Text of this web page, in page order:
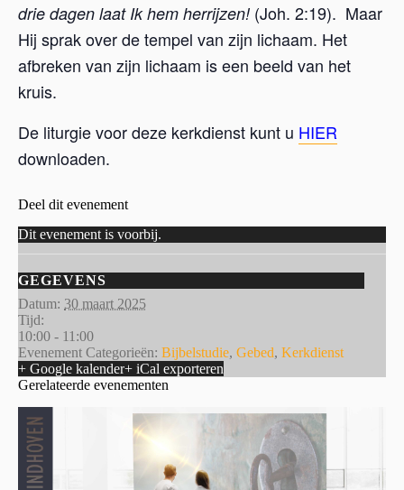
drie dagen laat Ik hem herrijzen! (Joh. 2:19). Maar
Hij sprak over de tempel van zijn lichaam. Het
afbreken van zijn lichaam is een beeld van het
kruis.
De liturgie voor deze kerkdienst kunt u HIER
downloaden.
Deel dit evenement
Dit evenement is voorbij.
GEGEVENS
Datum: 30 maart 2025
Tijd:
10:00 - 11:00
Evenement Categorieën: Bijbelstudie, Gebed, Kerkdienst
+ Google kalender+ iCal exporteren
Gerelateerde evenementen